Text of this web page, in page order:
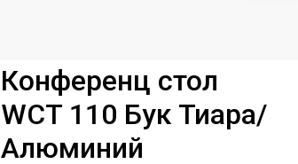
Конференц стол
WCT 110 Бук Тиара/
Алюминий